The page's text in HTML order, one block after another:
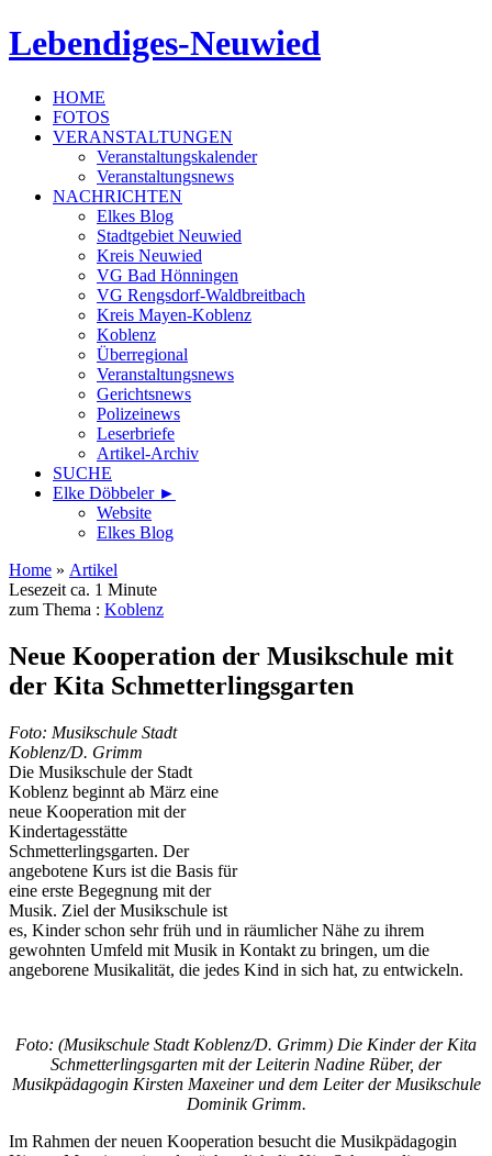
Lebendiges-Neuwied
HOME
FOTOS
VERANSTALTUNGEN
Veranstaltungskalender
Veranstaltungsnews
NACHRICHTEN
Elkes Blog
Stadtgebiet Neuwied
Kreis Neuwied
VG Bad Hönningen
VG Rengsdorf-Waldbreitbach
Kreis Mayen-Koblenz
Koblenz
Überregional
Veranstaltungsnews
Gerichtsnews
Polizeinews
Leserbriefe
Artikel-Archiv
SUCHE
Elke Döbbeler ►
Website
Elkes Blog
Home » Artikel
Lesezeit ca. 1 Minute
zum Thema : Koblenz
Neue Kooperation der Musikschule mit
der Kita Schmetterlingsgarten
Foto: Musikschule Stadt
Koblenz/D. Grimm
Die Musikschule der Stadt
Koblenz beginnt ab März eine
neue Kooperation mit der
Kindertagesstätte
Schmetterlingsgarten. Der
angebotene Kurs ist die Basis für
eine erste Begegnung mit der
Musik. Ziel der Musikschule ist
es, Kinder schon sehr früh und in räumlicher Nähe zu ihrem
gewohnten Umfeld mit Musik in Kontakt zu bringen, um die
angeborene Musikalität, die jedes Kind in sich hat, zu entwickeln.
Foto: (Musikschule Stadt Koblenz/D. Grimm) Die Kinder der Kita
Schmetterlingsgarten mit der Leiterin Nadine Rüber, der
Musikpädagogin Kirsten Maxeiner und dem Leiter der Musikschule
Dominik Grimm.
Im Rahmen der neuen Kooperation besucht die Musikpädagogin